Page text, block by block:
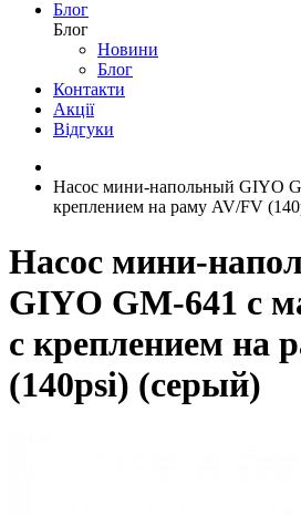
Блог
Блог
Новини
Блог
Контакти
Акції
Відгуки
Насос мини-напольный GIYO
креплением на раму AV/FV
Насос мини-
GIYO GM-641 с
с креплением на
(140psi) (серый)